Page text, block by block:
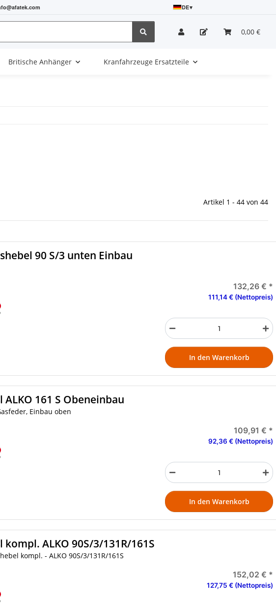
DE▾
0,00 €
Britische Anhänger Kranfahrzeuge Ersatzteile
Artikel 1 - 44 von 44
90 S/3 unten Einbau
132,26 € *
111,14 € (Nettopreis)
In den Warenkorb
161 S Obeneinbau
Einbau oben
109,91 € *
92,36 € (Nettopreis)
In den Warenkorb
ALKO 90S/3/131R/161S
kompl. - ALKO 90S/3/131R/161S
152,02 € *
127,75 € (Nettopreis)